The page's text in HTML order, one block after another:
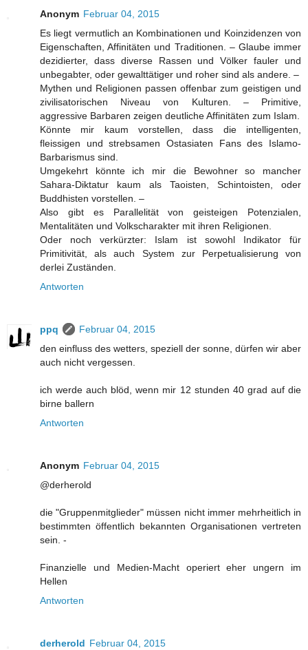
Anonym Februar 04, 2015
Es liegt vermutlich an Kombinationen und Koinzidenzen von
Eigenschaften, Affinitäten und Traditionen. – Glaube immer
dezidierter, dass diverse Rassen und Völker fauler und
unbegabter, oder gewalttätiger und roher sind als andere. –
Mythen und Religionen passen offenbar zum geistigen und
zivilisatorischen Niveau von Kulturen. – Primitive,
aggressive Barbaren zeigen deutliche Affinitäten zum Islam.
Könnte mir kaum vorstellen, dass die intelligenten,
fleissigen und strebsamen Ostasiaten Fans des Islamo-
Barbarismus sind.
Umgekehrt könnte ich mir die Bewohner so mancher
Sahara-Diktatur kaum als Taoisten, Schintoisten, oder
Buddhisten vorstellen. –
Also gibt es Parallelität von geisteigen Potenzialen,
Mentalitäten und Volkscharakter mit ihren Religionen.
Oder noch verkürzter: Islam ist sowohl Indikator für
Primitivität, als auch System zur Perpetualisierung von
derlei Zuständen.
Antworten
ppq
Februar 04, 2015
den einfluss des wetters, speziell der sonne, dürfen wir aber
auch nicht vergessen.
ich werde auch blöd, wenn mir 12 stunden 40 grad auf die
birne ballern
Antworten
Anonym Februar 04, 2015
@derherold
die "Gruppenmitglieder" müssen nicht immer mehrheitlich in
bestimmten öffentlich bekannten Organisationen vertreten
sein. -
Finanzielle und Medien-Macht operiert eher ungern im
Hellen
Antworten
derherold Februar 04, 2015